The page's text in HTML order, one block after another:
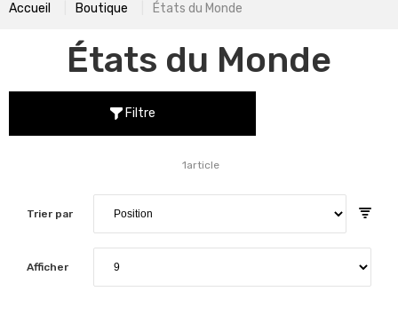
Accueil Boutique États du Monde
États du Monde
Filtre
Trier par
1article
Afficher